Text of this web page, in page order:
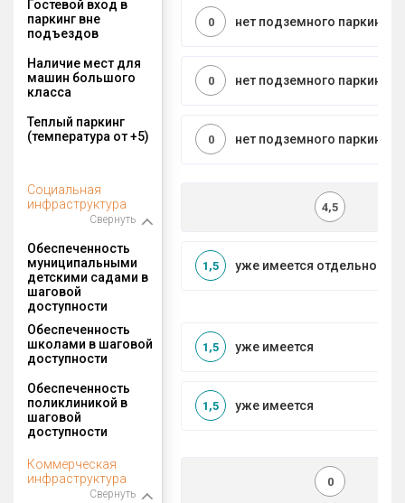
Гостевой вход в
паркинг вне
подъездов
нет подземного паркинга
0
Наличие мест для
машин большого
класса
нет подземного паркинга
0
Теплый паркинг
(температура от +5)
нет подземного паркинга
0
Социальная
инфраструктура
Свернуть
4,5
Обеспеченность
муниципальными
детскими садами в
шаговой
доступности
уже имеется
1,5
Обеспеченность
школами в шаговой
доступности
уже имеется
1,5
Обеспеченность
поликлиникой в
шаговой
доступности
уже имеется
1,5
Коммерческая
инфраструктура
Свернуть
0